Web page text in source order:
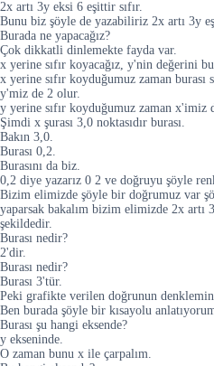
2x artı 3y eksi 6 eşittir sıfır.
Bunu biz şöyle de yazabiliriz 2x artı 3y
Burada ne yapacağız?
Çok dikkatli dinlemekte fayda var.
x yerine sıfır koyacağız, y'nin değerini
x yerine sıfır koyduğumuz zaman burası
y'miz de 2 olur.
y yerine sıfır koyduğumuz zaman x'imiz
Şimdi x şurası 3,0 noktasıdır burası.
Bakın 3,0.
Burası 0,2.
Burasını da biz.
0,2 diye yazarız 0 2 ve doğruyu şöyle
Bizim elimizde şöyle bir doğrumuz var
yaparsak bakalım bizim elimizde 2x
şekildedir.
Burası nedir?
2'dir.
Burası nedir?
Burası 3'tür.
Peki grafikte verilen doğrunun denklemini
Ben burada şöyle bir kısayolu
Burası şu hangi eksende?
y ekseninde.
O zaman bunu x ile çarpalım.